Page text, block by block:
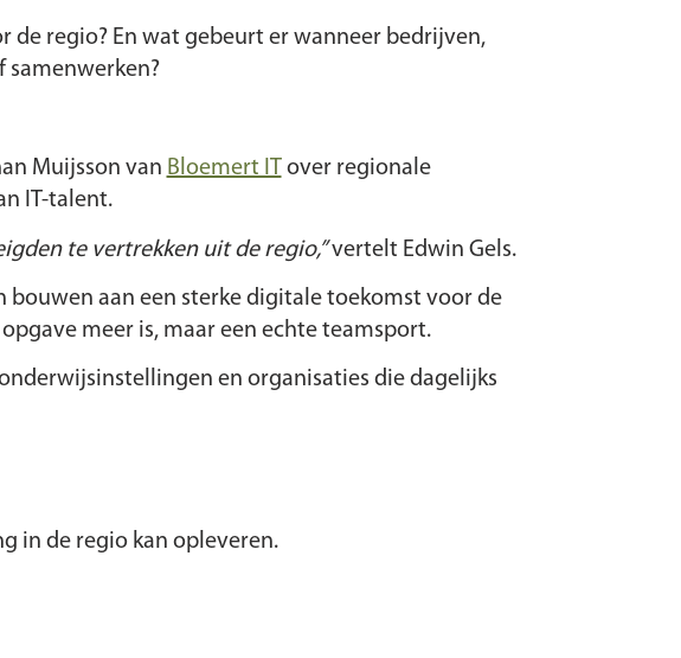
regio? En wat gebeurt er wanneer bedrijven,
Muijsson van Bloemert IT over regionale
IT-talent.
te vertrekken uit de regio,”vertelt Edwin Gels.
bouwen aan een sterke digitale toekomst voor de
meer is, maar een echte teamsport.
en organisaties die dagelijks
in de regio kan opleveren.